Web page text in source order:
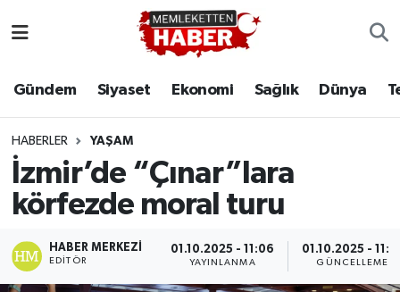
Gündem Siyaset Ekonomi Sağlık Dünya
HABERLER YAŞAM
İzmir’de “Çınar”lara
körfezde moral turu
HABER MERKEZI
EDITÖR
01.10.2025 - 11:06
YAYINLANMA
01.10.2025 -
GÜNCELLEME